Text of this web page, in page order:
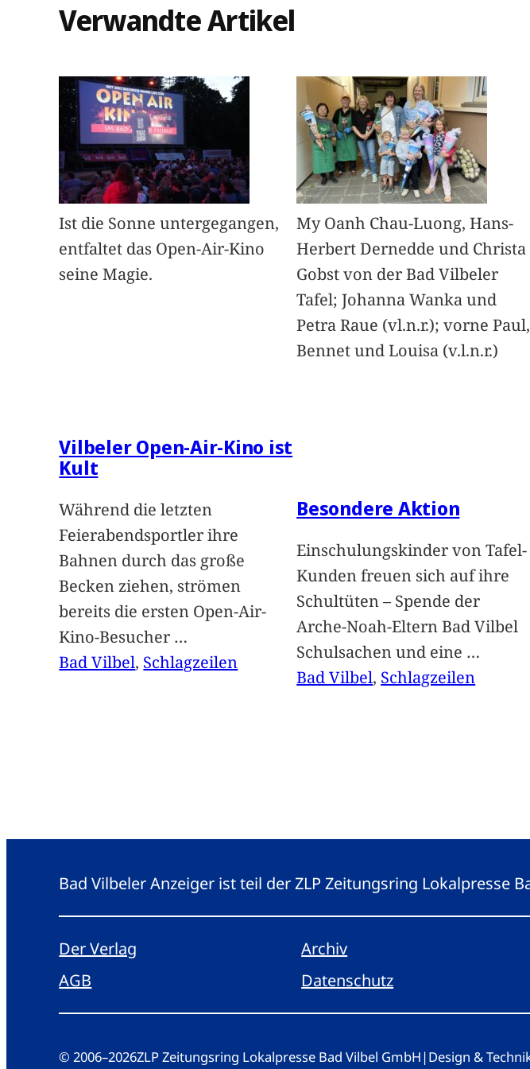
Verwandte Artikel
Ist die Sonne untergegangen,
entfaltet das Open-Air-Kino
seine Magie.
Vilbeler Open-Air-Kino ist
Kult
Während die letzten
Feierabendsportler ihre
Bahnen durch das große
Becken ziehen, strömen
bereits die ersten Open-Air-
Kino-Besucher …
Bad Vilbel, Schlagzeilen
My Oanh Chau-Luong, Hans-
Herbert Dernedde und Christa
Gobst von der Bad Vilbeler
Tafel; Johanna Wanka und
Petra Raue (vl.n.r.); vorne Paul,
Bennet und Louisa (v.l.n.r.)
Besondere Aktion
Einschulungskinder von Tafel-
Kunden freuen sich auf ihre
Schultüten – Spende der
Arche-Noah-Eltern Bad Vilbel
Schulsachen und eine …
Bad Vilbel, Schlagzeilen
Bad Vilbeler Anzeiger ist teil der ZLP Zeitungsring Lokalpresse
Der Verlag Archiv
AGB
Datenschutz
© 2006–2026ZLP Zeitungsring Lokalpresse Bad Vilbel GmbH |Design &